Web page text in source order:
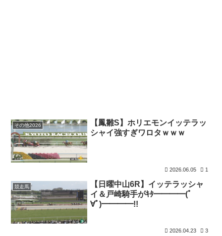
その他2026
【鳳雛S】ホリエモンイッテラッ
シャイ強すぎワロタｗｗｗ
2026.06.05 1
競走馬
【日曜中山6R】イッテラッシャ
イ＆戸崎騎手がｷﾀ━━━━(ﾟ
∀ﾟ)━━━━!!
2026.04.23 3